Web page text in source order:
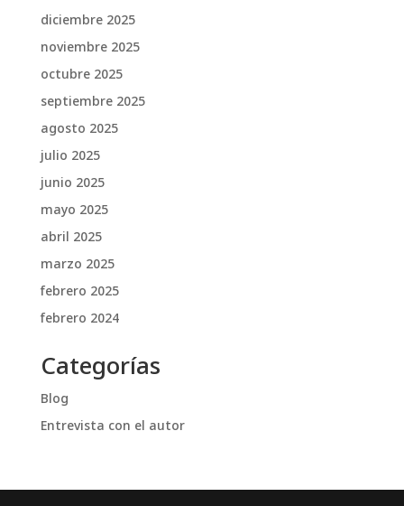
diciembre 2025
noviembre 2025
octubre 2025
septiembre 2025
agosto 2025
julio 2025
junio 2025
mayo 2025
abril 2025
marzo 2025
febrero 2025
febrero 2024
Categorías
Blog
Entrevista con el autor